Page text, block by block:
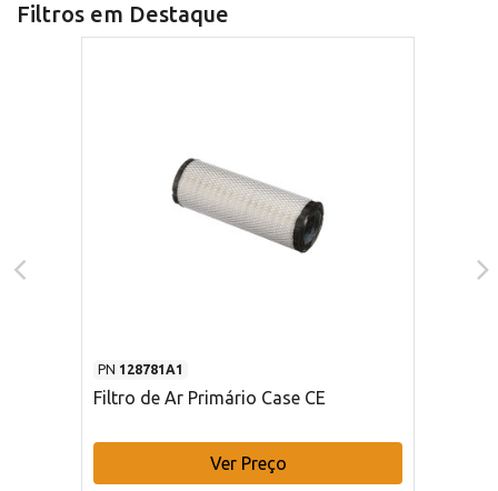
Filtros em Destaque
PN 128781A1
Filtro de Ar Primário Case CE
Ver Preço